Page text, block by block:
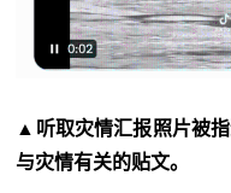
▲听取灾情汇报照片被
与灾情有关的贴文。